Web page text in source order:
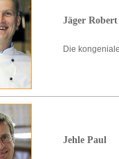
Jäger Robert
Die
Jehle Paul